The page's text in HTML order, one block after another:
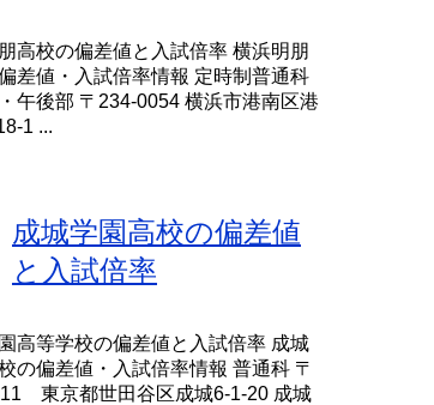
高校の偏差値と入試倍率 横浜明朋
差値・入試倍率情報 定時制普通科
午後部 〒234-0054 横浜市港南区港
1 ...
成城学園高校の偏差値
と入試倍率
高等学校の偏差値と入試倍率 成城
の偏差値・入試倍率情報 普通科 〒
東京都世田谷区成城6-1-20 成城